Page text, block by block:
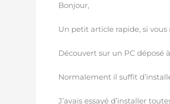
Bonjour,
Un petit article rapide, si
Découvert sur un PC déposé
Normalement il suffit
J’avais essayé d’installer